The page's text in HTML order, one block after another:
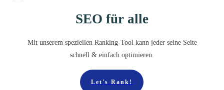
SEO für alle
Mit unserem speziellen Ranking-Tool kann jeder seine Seite
schnell & einfach optimieren.
Let's Rank!